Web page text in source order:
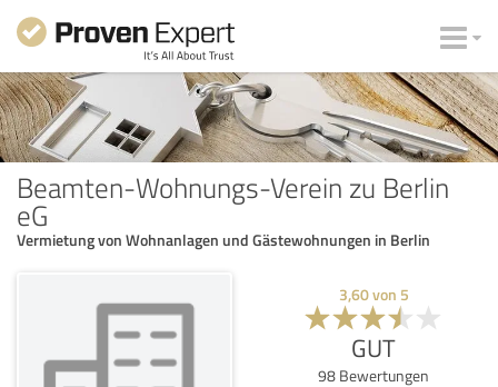
Beamten-Wohnungs-Verein zu Berlin
eG
Vermietung von Wohnanlagen und Gästewohnungen in Berlin
3,60von 5
GUT
98 Bewertungen